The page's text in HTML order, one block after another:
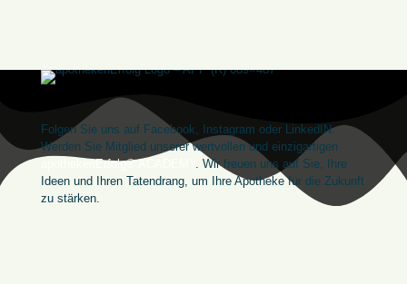
Folgen Sie uns auf Facebook, Instagram oder LinkedIN.
Werden Sie Mitglied unserer wertvollen und einzigartigen
apothekenErfolg® ACADEMY . Wir freuen uns auf Sie, Ihre
Ideen und Ihren Tatendrang, um Ihre Apotheke für die Zukunft
zu stärken.